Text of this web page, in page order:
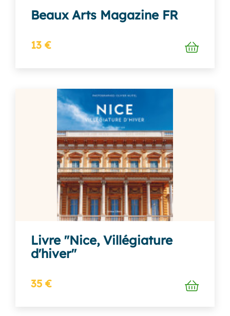
Beaux Arts Magazine FR
13 €
Livre "Nice, Villégiature
d'hiver"
35 €